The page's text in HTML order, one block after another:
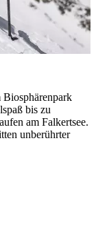
Biosphärenpark
bis zu
am Falkertsee.
unberührter